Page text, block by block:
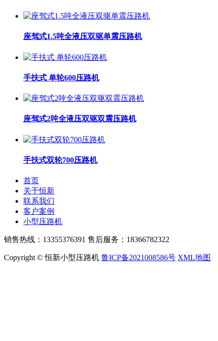
座驾式1.5吨全液压双驱单震压路机
手扶式 单轮600压路机
座驾式2吨全液压双驱双震压路机
手扶式双轮700压路机
首页
关于恒新
联系我们
客户案例
小型压路机
销售热线：13355376391 售后服务：18366782322
Copyright © 恒新小型压路机 鲁ICP备2021008586号 XML地图